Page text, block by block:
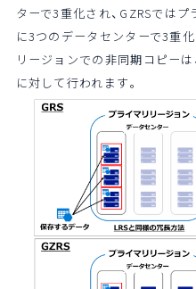
ターで3重化され、GZRSでは
に3つのデータセンターで3重
リージョンでの非同期コピー
に対して行われます。